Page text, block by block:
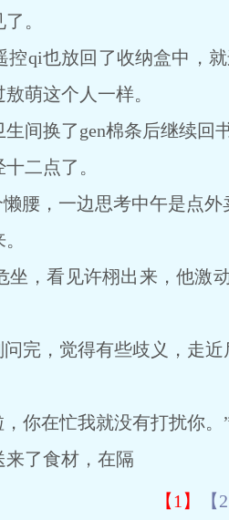
。
也放回了收纳盒中，就
萌这个人一样。
换了gen棉条后继续回书
二点了。
，一边思考中午是点外
看见许栩出来，他激动
，觉得有些歧义，走近
在忙我就没有打扰你。
来了食材，在隔
【1】 【